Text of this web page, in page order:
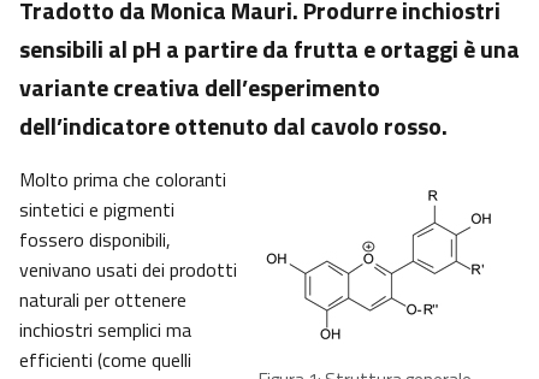
Tradotto da Monica Mauri. Produrre inchiostri
sensibili al pH a partire da frutta e ortaggi è una
variante creativa dell’esperimento
dell’indicatore ottenuto dal cavolo rosso.
Molto prima che coloranti
sintetici e pigmenti
fossero disponibili,
venivano usati dei prodotti
naturali per ottenere
inchiostri semplici ma
efficienti (come quelli